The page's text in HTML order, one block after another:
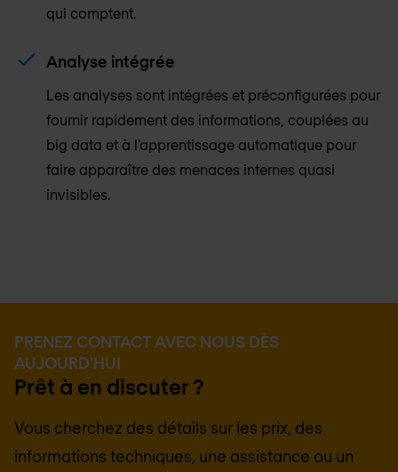
qui comptent.
Analyse intégrée
Les analyses sont intégrées et préconfigurées pour
fournir rapidement des informations, couplées au
big data et à l'apprentissage automatique pour
faire apparaître des menaces internes quasi
invisibles.
PRENEZ CONTACT AVEC NOUS DÈS
AUJOURD'HUI
Prêt à en discuter ?
Vous cherchez des détails sur les prix, des
informations techniques, une assistance ou un